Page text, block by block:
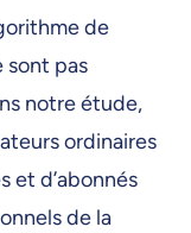
de
sont pas
notre étude,
ordinaires
et d’abonnés
de la